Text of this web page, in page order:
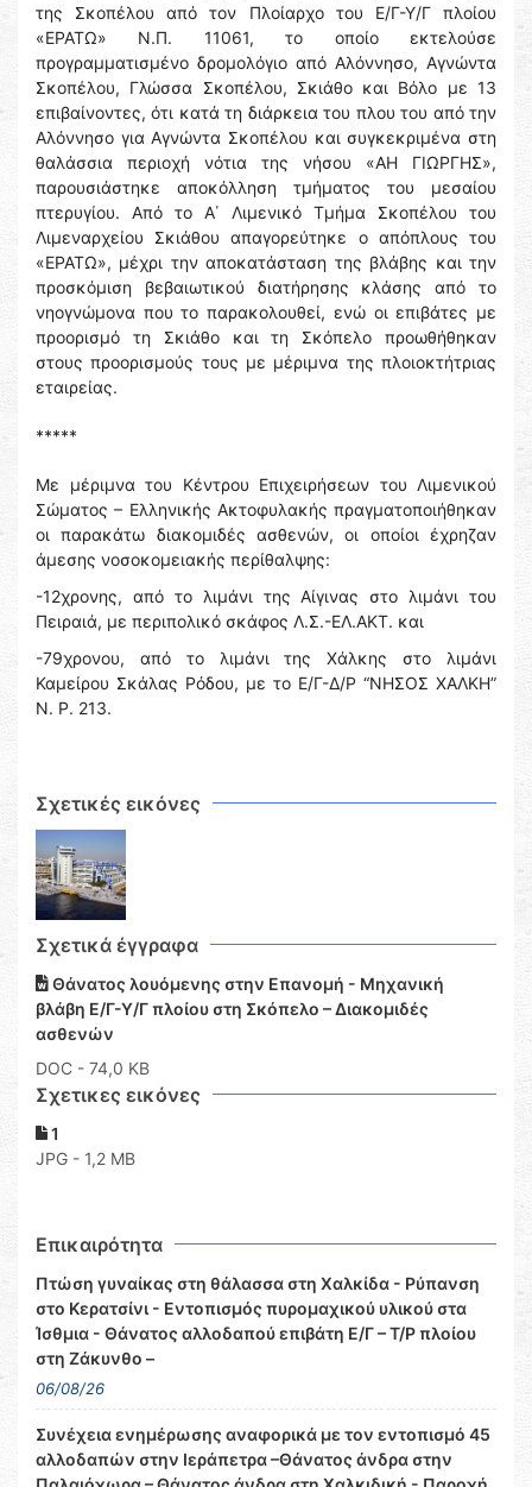
της Σκοπέλου από τον Πλοίαρχο του Ε/Γ-Υ/Γ πλοίου
«ΕΡΑΤΩ» Ν.Π. 11061, το οποίο εκτελούσε
προγραμματισμένο δρομολόγιο από Αλόννησο, Αγνώντα
Σκοπέλου, Γλώσσα Σκοπέλου, Σκιάθο και Βόλο με 13
επιβαίνοντες, ότι κατά τη διάρκεια του πλου του από την
Αλόννησο για Αγνώντα Σκοπέλου και συγκεκριμένα στη
θαλάσσια περιοχή νότια της νήσου «ΑΗ ΓΙΩΡΓΗΣ»,
παρουσιάστηκε αποκόλληση τμήματος του μεσαίου
πτερυγίου. Από το Α΄ Λιμενικό Τμήμα Σκοπέλου του
Λιμεναρχείου Σκιάθου απαγορεύτηκε ο απόπλους του
«ΕΡΑΤΩ», μέχρι την αποκατάσταση της βλάβης και την
προσκόμιση βεβαιωτικού διατήρησης κλάσης από το
νηογνώμονα που το παρακολουθεί, ενώ οι επιβάτες με
προορισμό τη Σκιάθο και τη Σκόπελο προωθήθηκαν
στους προορισμούς τους με μέριμνα της πλοιοκτήτριας
εταιρείας.
*****
Με μέριμνα του Κέντρου Επιχειρήσεων του Λιμενικού
Σώματος – Ελληνικής Ακτοφυλακής πραγματοποιήθηκαν
οι παρακάτω διακομιδές ασθενών, οι οποίοι έχρηζαν
άμεσης νοσοκομειακής περίθαλψης:
-12χρονης, από το λιμάνι της Αίγινας στο λιμάνι του
Πειραιά, με περιπολικό σκάφος Λ.Σ.-ΕΛ.ΑΚΤ. και
-79χρονου, από το λιμάνι της Χάλκης στο λιμάνι
Καμείρου Σκάλας Ρόδου, με το Ε/Γ-Δ/Ρ “ΝΗΣΟΣ ΧΑΛΚΗ”
Ν. Ρ. 213.
Σχετικές εικόνες
Σχετικά έγγραφα
Θάνατος λουόμενης στην Επανομή - Μηχανική
βλάβη Ε/Γ-Υ/Γ πλοίου στη Σκόπελο – Διακομιδές
ασθενών
DOC - 74,0 KB
Σχετικες εικόνες
1
JPG - 1,2 MB
Επικαιρότητα
Πτώση γυναίκας στη θάλασσα στη Χαλκίδα - Ρύπανση
στο Κερατσίνι - Εντοπισμός πυρομαχικού υλικού στα
Ίσθμια - Θάνατος αλλοδαπού επιβάτη Ε/Γ – Τ/Ρ πλοίου
στη Ζάκυνθο –
06/08/26
Συνέχεια ενημέρωσης αναφορικά με τον εντοπισμό 45
αλλοδαπών στην Ιεράπετρα –Θάνατος άνδρα στην